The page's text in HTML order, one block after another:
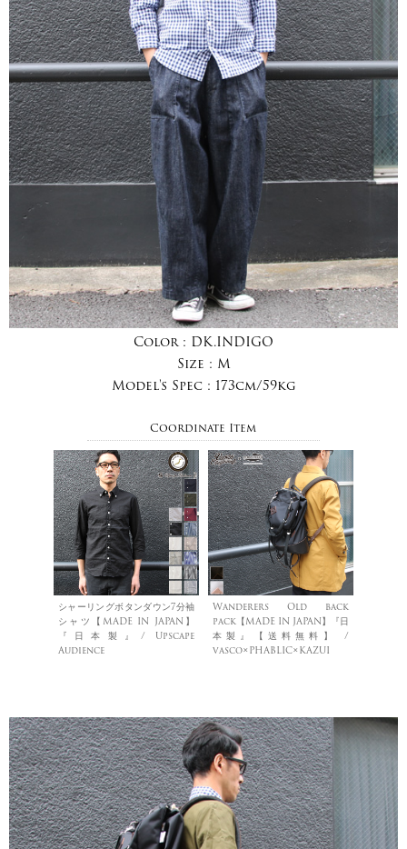
Color : DK.INDIGO
Size : M
Model's Spec : 173cm/59kg
Coordinate Item
シャーリングボタンダウン7分袖
シャツ【MADE IN JAPAN】
『日本製』/ Upscape
Audience
Wanderers Old back
pack【MADE IN JAPAN】『日
本製』【送料無料】 /
vasco×PHABLIC×KAZUI